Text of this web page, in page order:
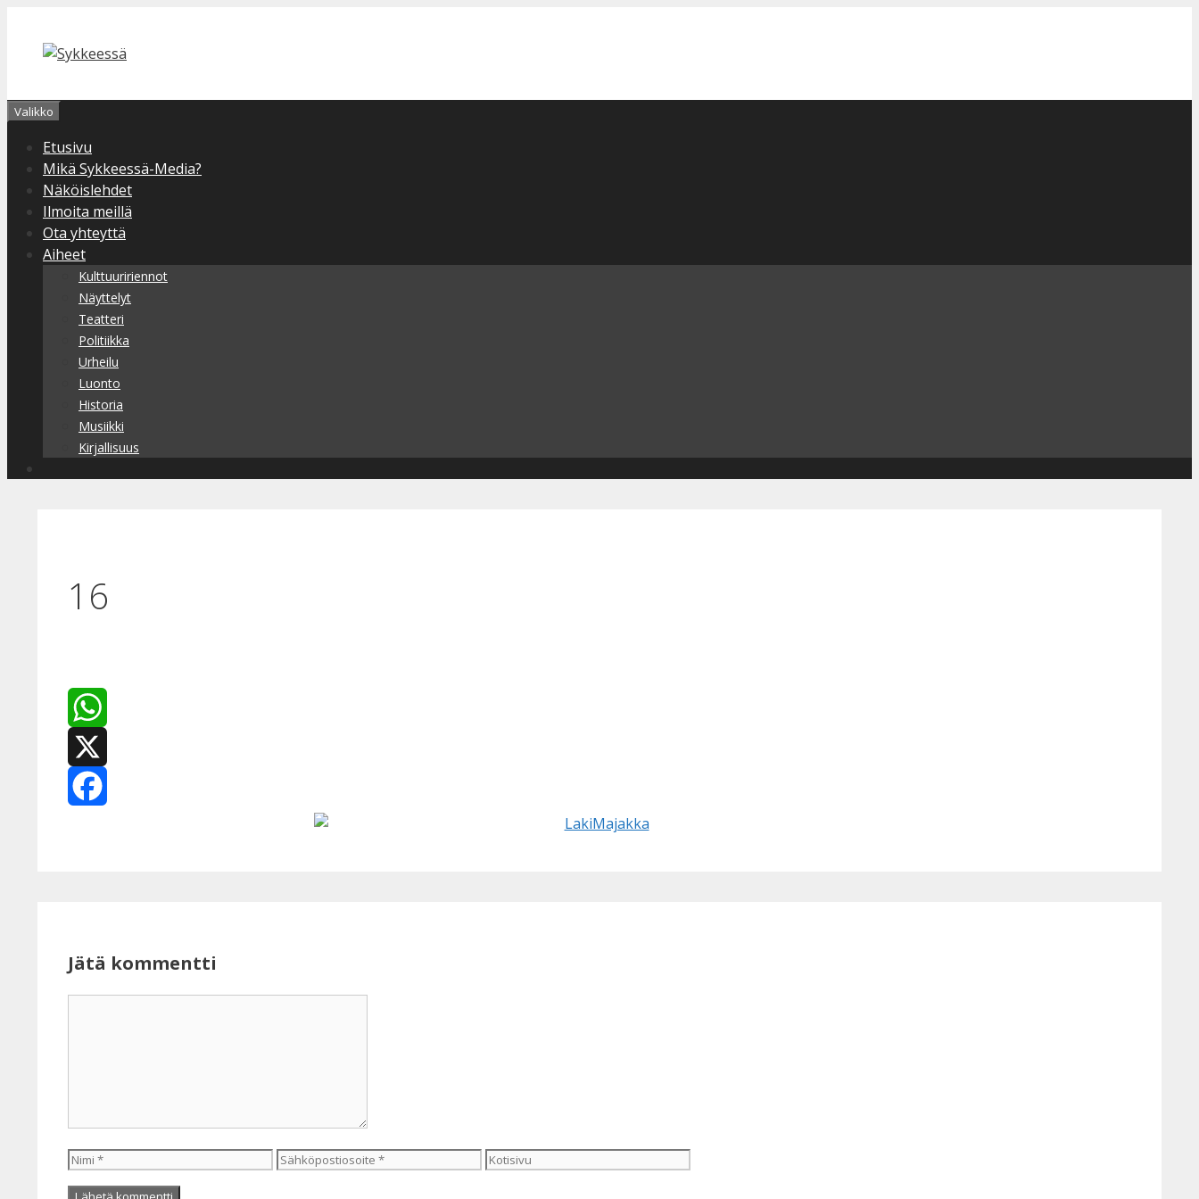
sisältöön
Valikko
Etusivu
Mikä Sykkeessä-Media?
Näköislehdet
Ilmoita meillä
Ota yhteyttä
Aiheet
Kulttuuririennot
Näyttelyt
Teatteri
Politiikka
Urheilu
Luonto
Historia
Musiikki
Kirjallisuus
16
WhatsApp
X
Jätä kommentti
Nimi Sähköpostiosoite Kotisivu